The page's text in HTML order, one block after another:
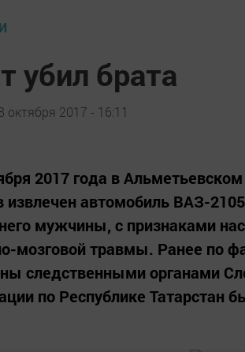
убил брата
октября 2017 - 16:11
2017 года в
извлечен автомобиль ВАЗ-
мужчины, с признаками
мозговой травмы. Ранее по
следственными органами
по Республике Татарстан